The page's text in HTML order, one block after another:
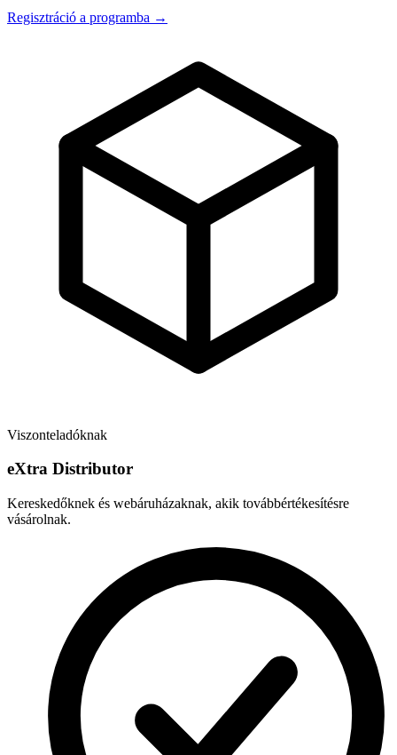
Regisztráció a programba →
Viszonteladóknak
eXtra Distributor
Kereskedőknek és webáruházaknak, akik továbbértékesítésre
vásárolnak.